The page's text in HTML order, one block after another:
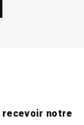
recevoir notre